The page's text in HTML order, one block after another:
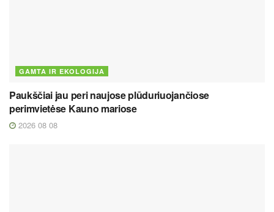
GAMTA IR EKOLOGIJA
Paukščiai jau peri naujose plūduriuojančiose
perimvietėse Kauno mariose
2026 08 08